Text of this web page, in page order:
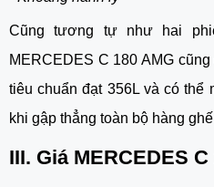
Cũng tương tự như hai
MERCEDES C 180 AMG
tiêu chuẩn đạt 356L và có thể
khi gập thẳng toàn bộ hàng
III. Giá MERCEDES